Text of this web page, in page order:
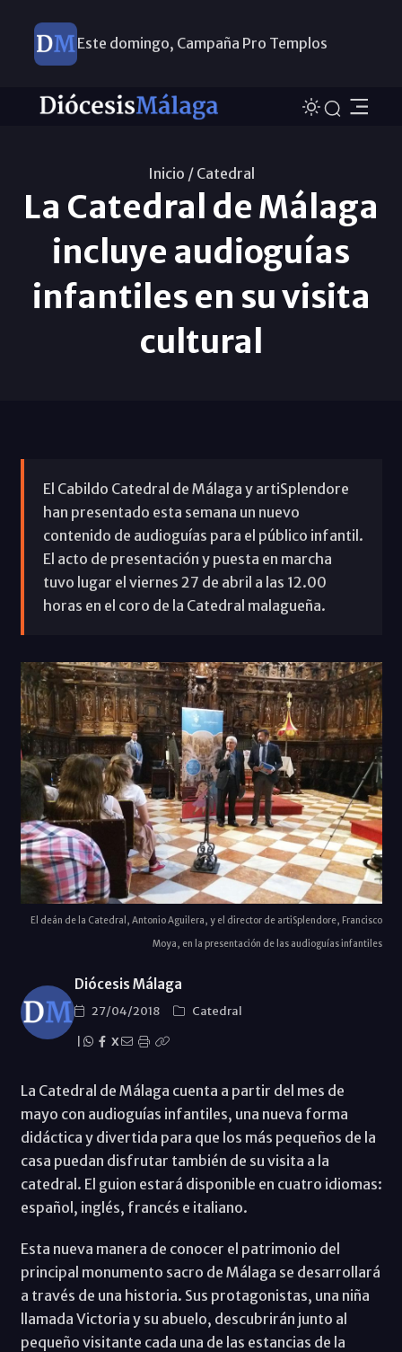
Este domingo, Campaña Pro Templos
Inicio / Catedral
La Catedral de Málaga
incluye audioguías
infantiles en su visita
cultural
El Cabildo Catedral de Málaga y artiSplendore
han presentado esta semana un nuevo
contenido de audioguías para el público infantil.
El acto de presentación y puesta en marcha
tuvo lugar el viernes 27 de abril a las 12.00
horas en el coro de la Catedral malagueña.
El deán de la Catedral, Antonio Aguilera, y el director de artiSplendore, Francisco
Moya, en la presentación de las audioguías infantiles
Diócesis Málaga
27/04/2018
Catedral
X
La Catedral de Málaga cuenta a partir del mes de
mayo con audioguías infantiles, una nueva forma
didáctica y divertida para que los más pequeños de la
casa puedan disfrutar también de su visita a la
catedral. El guion estará disponible en cuatro idiomas:
español, inglés, francés e italiano.
Esta nueva manera de conocer el patrimonio del
principal monumento sacro de Málaga se desarrollará
a través de una historia. Sus protagonistas, una niña
llamada Victoria y su abuelo, descubrirán junto al
pequeño visitante cada una de las estancias de la